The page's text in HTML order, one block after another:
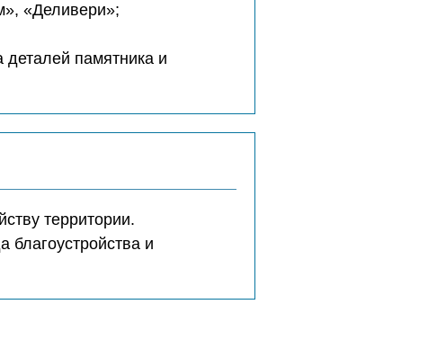
«Деливери»;
памятника и
территории.
благоустройства и